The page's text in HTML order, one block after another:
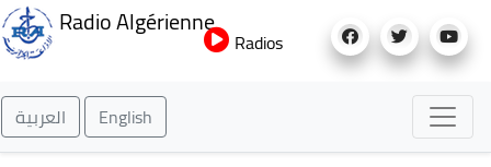
au
Radio Algérienne
Radios
العربية English